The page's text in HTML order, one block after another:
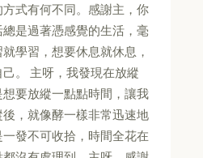
式有何不同。感謝主，你
是過著憑感覺的生活，毫
學習，想要休息就休息，
。 主呀，我發現在放縱
要放縱一點點時間，讓我
，就像酵一樣非常迅速地
發不可收拾，時間全花在